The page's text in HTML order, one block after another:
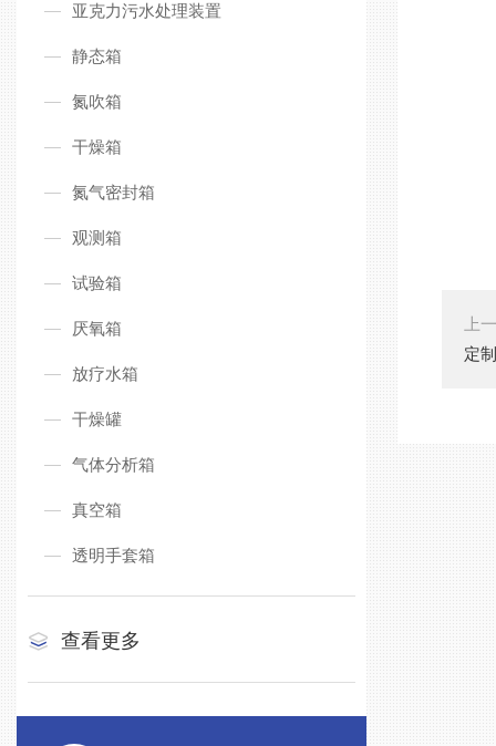
亚克力污水处理装置
静态箱
氮吹箱
干燥箱
氮气密封箱
观测箱
试验箱
厌氧箱
放疗水箱
干燥罐
气体分析箱
真空箱
透明手套箱
查看更多
上
定